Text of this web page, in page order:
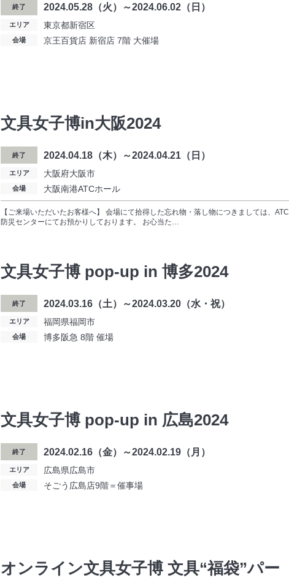
終了 2024.05.28（火）～2024.06.02（日）
エリア 東京都新宿区
会場 京王百貨店 新宿店 7階 大催場
文具女子博in大阪2024
終了 2024.04.18（木）～2024.04.21（日）
エリア 大阪府大阪市
会場 大阪南港ATCホール
【ご来場いただいたお客様へ】 会場にて拾得した忘れ物・落し物につきましては、ATC
防災センターにてお預かりしております。 お心当た…
文具女子博 pop-up in 博多2024
終了 2024.03.16（土）～2024.03.20（水・祝）
エリア 福岡県福岡市
会場 博多阪急 8階 催場
文具女子博 pop-up in 広島2024
終了 2024.02.16（金）～2024.02.19（月）
エリア 広島県広島市
会場 そごう広島店9階＝催事場
オンライン文具女子博 文具“福袋”パー